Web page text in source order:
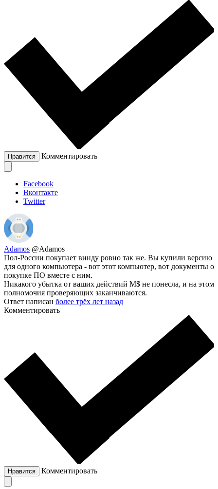
Нравится Комментировать
Facebook
Вконтакте
Twitter
Adamos @Adamos
Пол-России покупает винду ровно так же. Вы купили версию
для одного компьютера - вот этот компьютер, вот документы о
покупке ПО вместе с ним.
Никакого убытка от ваших действий M$ не понесла, и на этом
полномочия проверяющих заканчиваются.
Ответ написан более трёх лет назад
Комментировать
Нравится Комментировать